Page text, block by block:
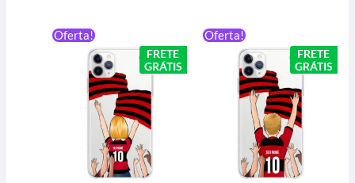
Oferta!
FRETE
GRÁTIS
original
era:
R$ 59,90.
preço
atual
é:
Oferta!
FRETE
GRÁTIS
original
era:
R$ 59,90.
preço
atual
é: